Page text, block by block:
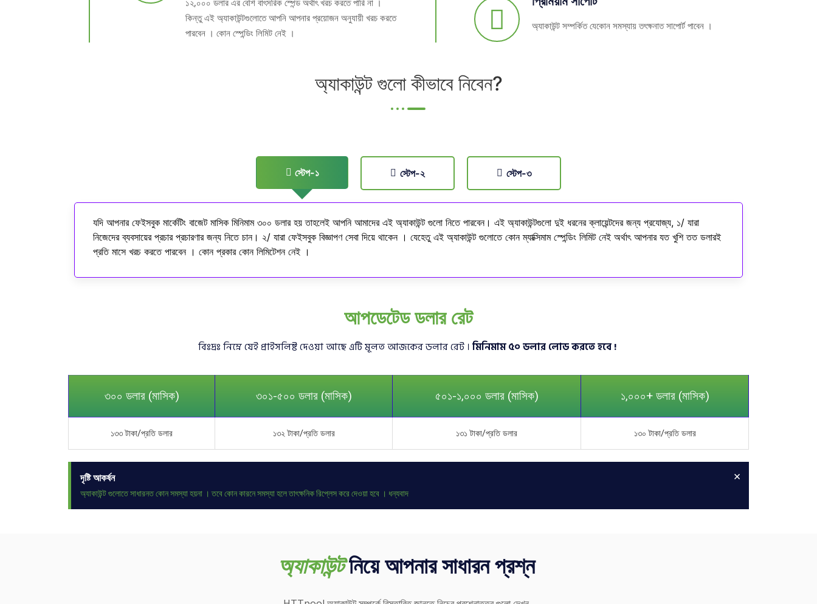
১২,০০০ ডলার এর বেশি বাৎসরিক স্পেন্ড অর্থাৎ খরচ করতে পারি না ।
কিন্তু এই অ্যাকাউন্টগুলোতে আপনি আপনার প্রয়োজন অনুযায়ী খরচ করতে
পারবেন । কোন স্পেন্ডিং লিমিট নেই ।
অ্যাকাউন্ট সম্পর্কিত যেকোন সমস্যায় তৎক্ষনাত সাপোর্ট পাবেন ।
অ্যাকাউন্ট গুলো কীভাবে নিবেন?
স্টেপ-১ স্টেপ-২ স্টেপ-৩
যদি আপনার ফেইসবুক মার্কেটিং বাজেট মাসিক মিনিমাম ৩০০ ডলার হয় তাহলেই আপনি আমাদের এই অ্যাকাউন্ট গুলো নিতে পারবেন। এই অ্যাকাউন্টগুলো দুই ধরনের ক্লায়েন্টদের জন্য প্রযোজ্য, ১/ যারা
নিজেদের ব্যবসায়ের প্রচার প্রচারণার জন্য নিতে চান। ২/ যারা ফেইসবুক বিজ্ঞাপণ সেবা দিয়ে থাকেন । যেহেতু এই অ্যাকাউন্ট গুলোতে কোন ম্যাক্সিমাম স্পেন্ডিং লিমিট নেই অর্থাৎ আপনার যত খুশি তত ডলারই
প্রতি মাসে খরচ করতে পারবেন । কোন প্রকার কোন লিমিটেশন নেই ।
আপডেটেড ডলার রেট
বিঃদ্রঃ নিম্নে যেই প্রাইসলিষ্ট দেওয়া আছে এটি মূলত আজকের ডলার রেট ।মিনিমাম ৫০ ডলার লোড করতে হবে !
৩০০ ডলার (মাসিক) ৩০১-৫০০ ডলার (মাসিক) ৫০১-১,০০০ ডলার (মাসিক) ১,০০০+ ডলার (মাসিক)
১৩৩ টাকা/প্রতি ডলার ১৩২ টাকা/প্রতি ডলার ১৩১ টাকা/প্রতি ডলার ১৩০ টাকা/প্রতি ডলার
দৃষ্টি আকর্ষন
অ্যাকাউন্ট গুলোতে সাধারনত কোন সমস্যা হয়না । তবে কোন কারনে সমস্যা হলে তাৎক্ষনিক রিপ্লেস করে দেওয়া হবে । ধন্যবাদ
×
অ্যাকাউন্টনিয়ে আপনার সাধারন প্রশ্ন